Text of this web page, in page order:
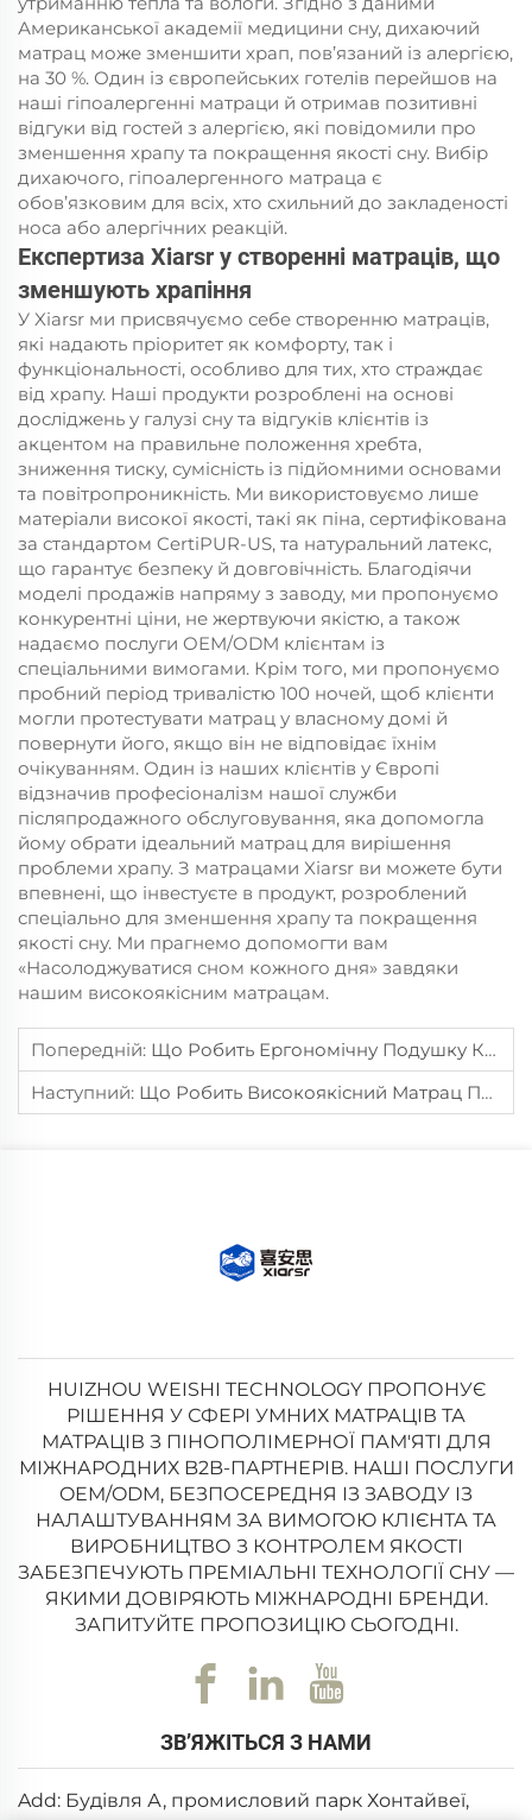
Американської академії медицини сну, дихаючий
матрац може зменшити храп, пов’язаний із алергією,
на 30 %. Один із європейських готелів перейшов на
наші гіпоалергенні матраци й отримав позитивні
відгуки від гостей з алергією, які повідомили про
зменшення храпу та покращення якості сну. Вибір
дихаючого, гіпоалергенного матраца є
обов’язковим для всіх, хто схильний до закладеності
носа або алергічних реакцій.
Експертиза Xiarsr у створенні матраців, що
зменшують храпіння
У Xiarsr ми присвячуємо себе створенню матраців,
які надають пріоритет як комфорту, так і
функціональності, особливо для тих, хто страждає
від храпу. Наші продукти розроблені на основі
досліджень у галузі сну та відгуків клієнтів із
акцентом на правильне положення хребта,
зниження тиску, сумісність із підйомними основами
та повітропроникність. Ми використовуємо лише
матеріали високої якості, такі як піна, сертифікована
за стандартом CertiPUR-US, та натуральний латекс,
що гарантує безпеку й довговічність. Благодіячи
моделі продажів напряму з заводу, ми пропонуємо
конкурентні ціни, не жертвуючи якістю, а також
надаємо послуги OEM/ODM клієнтам із
спеціальними вимогами. Крім того, ми пропонуємо
пробний період тривалістю 100 ночей, щоб клієнти
могли протестувати матрац у власному домі й
повернути його, якщо він не відповідає їхнім
очікуванням. Один із наших клієнтів у Європі
відзначив професіоналізм нашої служби
післяпродажного обслуговування, яка допомогла
йому обрати ідеальний матрац для вирішення
проблеми храпу. З матрацами Xiarsr ви можете бути
впевнені, що інвестуєте в продукт, розроблений
спеціально для зменшення храпу та покращення
якості сну. Ми прагнемо допомогти вам
«Насолоджуватися сном кожного дня» завдяки
нашим високоякісним матрацам.
Попередній: Що Робить Ергономічну Подушку Кращою Для Підтримки Хребта?
Наступний: Що Робить Високоякісний Матрац Придатним Для Розумних Ліжок?
HUIZHOU WEISHI TECHNOLOGY ПРОПОНУЄ
РІШЕННЯ У СФЕРІ УМНИХ МАТРАЦІВ ТА
МАТРАЦІВ З ПІНОПОЛІМЕРНОЇ ПАМ'ЯТІ ДЛЯ
МІЖНАРОДНИХ B2B-ПАРТНЕРІВ. НАШІ ПОСЛУГИ
OEM/ODM, БЕЗПОСЕРЕДНЯ ІЗ ЗАВОДУ ІЗ
НАЛАШТУВАННЯМ ЗА ВИМОГОЮ КЛІЄНТА ТА
ВИРОБНИЦТВО З КОНТРОЛЕМ ЯКОСТІ
ЗАБЕЗПЕЧУЮТЬ ПРЕМІАЛЬНІ ТЕХНОЛОГІЇ СНУ —
ЯКИМИ ДОВІРЯЮТЬ МІЖНАРОДНІ БРЕНДИ.
ЗАПИТУЙТЕ ПРОПОЗИЦІЮ СЬОГОДНІ.
ЗВ’ЯЖІТЬСЯ З НАМИ
Add: Будівля А, промисловий парк Хонтайвеї,